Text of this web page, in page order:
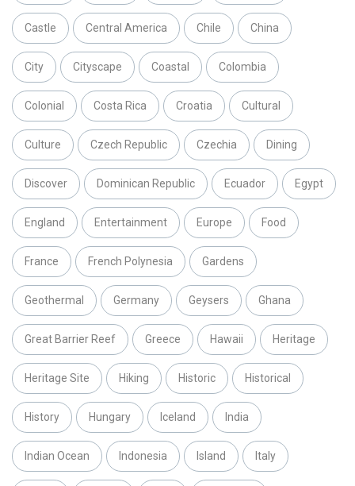
Castle Central America Chile China
City Cityscape Coastal Colombia
Colonial Costa Rica Croatia Cultural
Culture Czech Republic Czechia Dining
Discover Dominican Republic Ecuador Egypt
England Entertainment Europe Food
France French Polynesia Gardens
Geothermal Germany Geysers Ghana
Great Barrier Reef Greece Hawaii Heritage
Heritage Site Hiking Historic Historical
History Hungary Iceland India
Indian Ocean Indonesia Island Italy